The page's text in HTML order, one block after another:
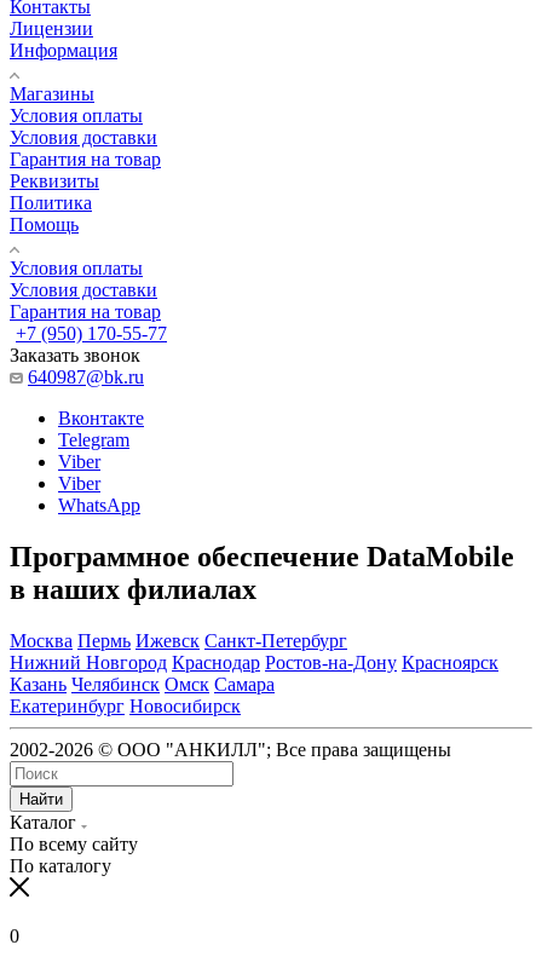
Контакты
Лицензии
Информация
Магазины
Условия оплаты
Условия доставки
Гарантия на товар
Реквизиты
Политика
Помощь
Условия оплаты
Условия доставки
Гарантия на товар
+7 (950) 170-55-77
Заказать звонок
640987@bk.ru
Вконтакте
Telegram
Viber
Viber
WhatsApp
Программное обеспечение DataMobile
в наших филиалах
Москва Пермь Ижевск Санкт-Петербург
Нижний Новгород Краснодар Ростов-на-Дону Красноярск
Казань Челябинск Омск Самара
Екатеринбург Новосибирск
2002-2026 © ООО "АНКИЛЛ"; Все права защищены
Найти
Каталог
По всему сайту
По каталогу
0